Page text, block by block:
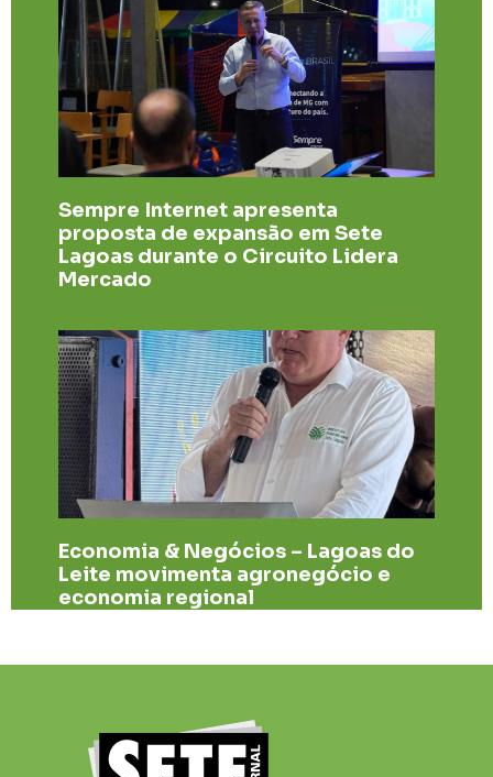
Sempre Internet apresenta
proposta de expansão em Sete
Lagoas durante o Circuito Lidera
Mercado
Economia & Negócios – Lagoas do
Leite movimenta agronegócio e
economia regional